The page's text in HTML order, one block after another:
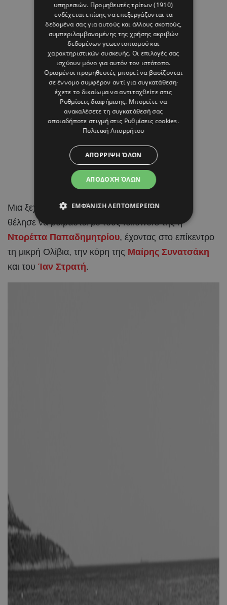
Μια ξεχωριστή και γεμάτη τρυφερότητα στιγμή
θέλησε να μοιραστεί με τους followers της η
Ντορέττα Παπαδημητρίου, έχοντας στο επίκεντρο
τη μικρή Ολίβια, την κόρη της Μαίρης Συνατσάκη
και του Ίαν Στρατή.
υπηρεσιών. Προμηθευτές τρίτων (1910)
ενδέχεται επίσης να επεξεργάζονται τα
δεδομένα σας για αυτούς και άλλους σκοπούς,
συμπεριλαμβανομένης της χρήσης ακριβών
δεδομένων γεωεντοπισμού και
χαρακτηριστικών συσκευής. Οι επιλογές σας
ισχύουν μόνο για αυτόν τον ιστότοπο.
Ορισμένοι προμηθευτές μπορεί να βασίζονται
σε έννομο συμφέρον αντί για συγκατάθεση·
έχετε το δικαίωμα να αντιταχθείτε στις
Ρυθμίσεις διαφήμισης. Μπορείτε να
ανακαλέσετε τη συγκατάθεσή σας
οποιαδήποτε στιγμή στις Ρυθμίσεις cookies.
Πολιτική Απορρήτου
ΑΠΟΔΟΧΉ ΌΛΩΝ
ΑΠΌΡΡΙΨΗ ΌΛΩΝ
ΕΜΦΆΝΙΣΗ ΛΕΠΤΟΜΕΡΕΙΏΝ